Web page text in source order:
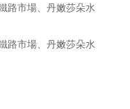
路市場、丹嫩莎朵水
路市場、丹嫩莎朵水